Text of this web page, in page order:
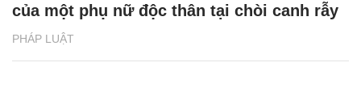
PHÁP LUẬT
của một phụ nữ độc thân tại chòi canh rẫy